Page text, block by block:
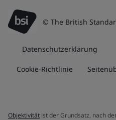
© The British
Datenschutzerklärung
Cookie-Richtlinie
Objektivität ist der Grundsatz, nach